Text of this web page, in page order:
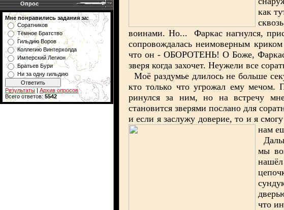
Опрос
Мне понравились задания за:
Соратников
Тёмное Братство
Гильдию Воров
Коллегию Винтерхолда
Имперский Легион
Братьев Бури
Ни за одну гильдию
Результаты|Архив опросов
Всего ответов: 5542
как
воинами. Но... Фаркас нагнулся,
сопровождалась неимоверным
что он - ОБОРОТЕНЬ! О Боже, Фаркас
зверя когда захочет. Неужели все
Моё раздумье длилось не больше
кто только что угрожал ему
ринулся за ним, но на встречу
становится зверями послано для
и если я заслужу доверие, то и я
нам
мы
нашёл
что